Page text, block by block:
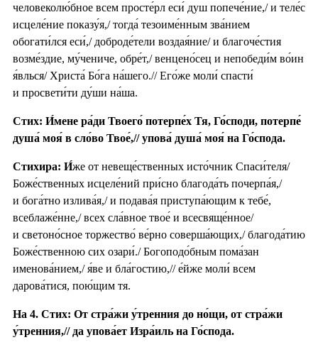
человеколю́бное всем просте́рл еси́ душ попече́ние,/ и теле́с
исцеле́ние показу́я,/ тогда́ тезоиме́нным зва́нием
обогати́лся еси́,/ доброде́тели воздая́ние/ и благоче́стия
возме́здие, му́чениче, обре́т,/ венцено́сец и непобеди́м во́ин
я́влься/ Христа́ Бо́га на́шего.// Его́же моли́ спасти́
и просвети́ти ду́ши на́ша.
Стих: И́мене ра́ди Твоего́ потерпе́х Тя, Го́споди, потерпе́
душа́ моя́ в сло́во Твое́,// упова́ душа́ моя́ на Го́спода.
Стихира: И́же от невеще́ственных исто́чник Спаси́теля/
Боже́ственных исцеле́ний при́сно благода́ть почерпа́я,/
и бога́тно излива́я,/ и подава́я приступа́ющим к тебе́,
всеблаже́нне,/ всех сла́вное твое́ и всесвяще́нное/
и светоно́сное торжество́ ве́рно соверша́ющих,/ благода́тию
Боже́ственною сих озари́./ Богоподо́бным пома́зан
именова́нием,/ я́ве и бла́гостию,// е́йже моли́ всем
дарова́тися, пою́щим тя.
На 4. Стих: От стра́жи у́тренния до но́щи, от стра́жи
у́тренния,// да упова́ет Изра́иль на Го́спода.